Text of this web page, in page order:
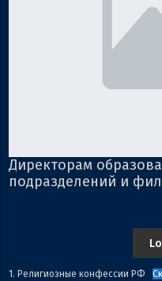
Директорам
подразделений и
1. Религиозные конфессии РФ